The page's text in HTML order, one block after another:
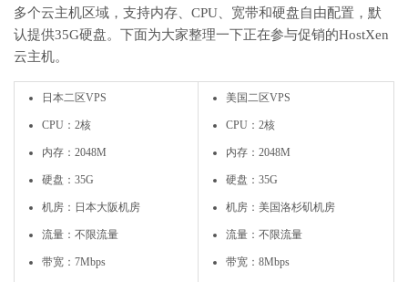
多个云主机区域，支持内存、CPU、宽带和硬盘自由配置，默
认提供35G硬盘。下面为大家整理一下正在参与促销的HostXen
云主机。
日本二区VPS
CPU：2核
内存：2048M
硬盘：35G
机房：日本大阪机房
流量：不限流量
带宽：7Mbps
美国二区VPS
CPU：2核
内存：2048M
硬盘：35G
机房：美国洛杉矶机房
流量：不限流量
带宽：8Mbps